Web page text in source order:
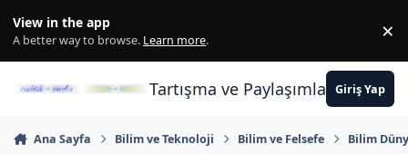
View in the app
A better way to browse. Learn more. ×
Tartışma ve PaylaşımlarınGiriş Yap
Ana Sayfa Bilim ve Teknoloji Bilim ve Felsefe Bilim